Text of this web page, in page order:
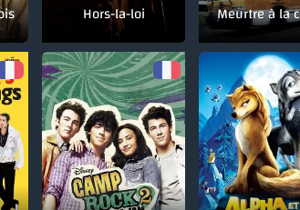
Hors-la-loi Meurtre à la